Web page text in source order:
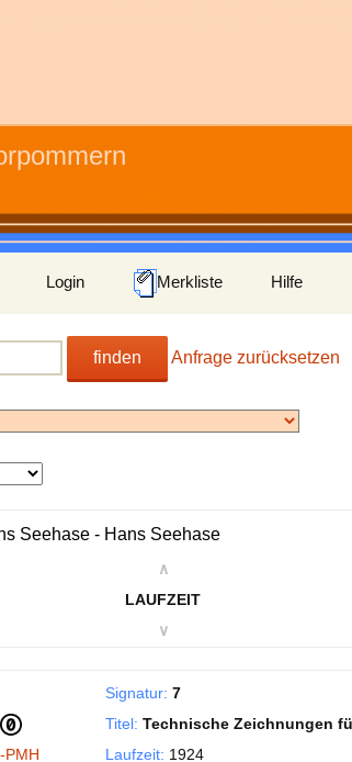
Login Merkliste Hilfe
finden Anfrage zurücksetzen
Seehase - Hans Seehase
∧
LAUFZEIT
∨
PMH
Signatur: 7
Titel: Technische Zeichnungen
Laufzeit: 1924